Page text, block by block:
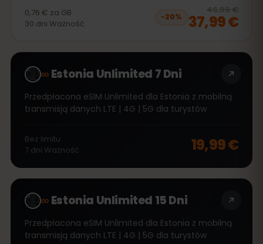
0,76 € za GB
30 dni Ważność
−20%
46,99 €
37,99 €
∞Estonia Unlimited 7 Dni
Przedpłacona eSIM Unlimited dla Estonia z mobilną
transmisją danych LTE | 4G | 5G dla turystów
Bez limitu
7 dni Ważność 19,99 €
∞Estonia Unlimited 15 Dni
Przedpłacona eSIM Unlimited dla Estonia z mobilną
transmisją danych LTE | 4G | 5G dla turystów